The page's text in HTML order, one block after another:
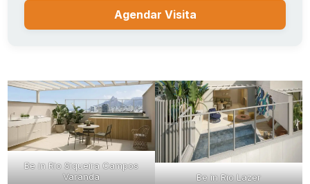
Agendar Visita
Be in Rio Siqueira Campos
Varanda
Be in Rio Lazer